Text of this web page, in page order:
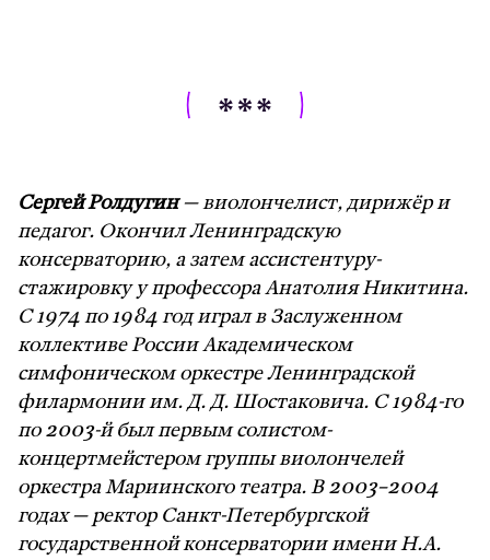
Сергей Ролдугин— виолончелист, дирижёр и
педагог. Окончил Ленинградскую
консерваторию, а затем ассистентуру-
стажировку у профессора Анатолия Никитина.
С 1974 по 1984 год играл в Заслуженном
коллективе России Академическом
симфоническом оркестре Ленинградской
филармонии им. Д. Д. Шостаковича. С 1984-го
по 2003-й был первым солистом-
концертмейстером группы виолончелей
оркестра Мариинского театра. В 2003–2004
годах — ректор Санкт-Петербургской
государственной консерватории имени Н.А.